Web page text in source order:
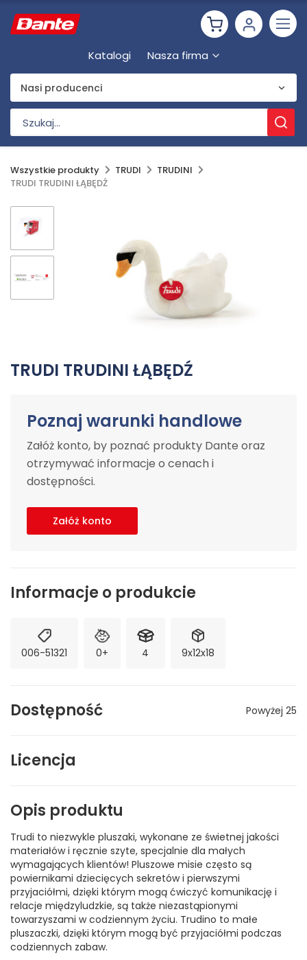
Katalogi Nasza firma
Nasi producenci
Wszystkie produkty TRUDI
TRUDINI
TRUDI TRUDINI ŁĄBĘDŹ
TRUDI TRUDINI ŁĄBĘDŹ
Poznaj warunki handlowe
Załóż konto, by poznać produkty Dante oraz
otrzymywać informacje o cenach i
dostępności.
Załóż konto
Informacje o produkcie
006-51321 0+ 4 9x12x18
Dostępność Powyżej 25
Licencja
Opis produktu
Trudi to niezwykle pluszaki, wykonane ze świetnej jakości
materiałów i ręcznie szyte, specjalnie dla małych
wymagających klientów! Pluszowe misie często są
powiernikami dziecięcych sekretów i pierwszymi
przyjaciółmi, dzięki którym mogą ćwiczyć komunikację i
relacje międzyludzkie, są także niezastąpionymi
towarzyszami w codziennym życiu. Trudino to małe
pluszaczki, dzięki którym mogą być przyjaciółmi podczas
codziennych zabaw.